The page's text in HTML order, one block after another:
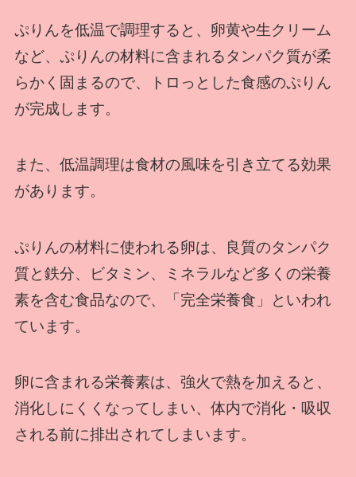
ぷりんを低温で調理すると、卵黄や生クリーム
など、ぷりんの材料に含まれるタンパク質が柔
らかく固まるので、トロっとした食感のぷりん
が完成します。
また、低温調理は食材の風味を引き立てる効果
があります。
ぷりんの材料に使われる卵は、良質のタンパク
質と鉄分、ビタミン、ミネラルなど多くの栄養
素を含む食品なので、「完全栄養食」といわれ
ています。
卵に含まれる栄養素は、強火で熱を加えると、
消化しにくくなってしまい、体内で消化・吸収
される前に排出されてしまいます。